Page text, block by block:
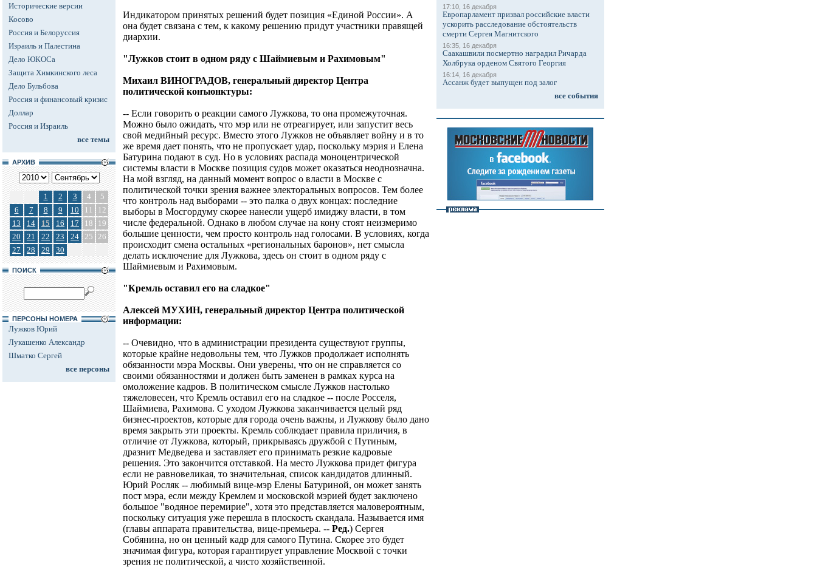
Исторические версии
Косово
Россия и Белоруссия
Израиль и Палестина
Дело ЮКОСа
Защита Химкинского леса
Дело Бульбова
Россия и финансовый кризис
Доллар
Россия и Израиль
все темы
АРХИВ
1 2 3 4
5
6
7 8 9 10 11
12
13
14 15 16 17 18
19
20
21 22 23 24 25 26
27
28 29 30
ПОИСК
ПЕРСОНЫ НОМЕРА
Лужков Юрий
Лукашенко Александр
Шматко Сергей
все персоны
Индикатором принятых решений будет позиция «Единой России». А
она будет связана с тем, к какому решению придут участники правящей
диархии.
"Лужков стоит в одном ряду с Шаймиевым и Рахимовым"
Михаил ВИНОГРАДОВ, генеральный директор Центра
политической конъюнктуры:
-- Если говорить о реакции самого Лужкова, то она промежуточная.
Можно было ожидать, что мэр или не отреагирует, или запустит весь
свой медийный ресурс. Вместо этого Лужков не объявляет войну и в то
же время дает понять, что не пропускает удар, поскольку мэрия и Елена
Батурина подают в суд. Но в условиях распада моноцентрической
системы власти в Москве позиция судов может оказаться неоднозначна.
На мой взгляд, на данный момент вопрос о власти в Москве с
политической точки зрения важнее электоральных вопросов. Тем более
что контроль над выборами -- это палка о двух концах: последние
выборы в Мосгордуму скорее нанесли ущерб имиджу власти, в том
числе федеральной. Однако в любом случае на кону стоят неизмеримо
большие ценности, чем просто контроль над голосами. В условиях, когда
происходит смена остальных «региональных баронов», нет смысла
делать исключение для Лужкова, здесь он стоит в одном ряду с
Шаймиевым и Рахимовым.
"Кремль оставил его на сладкое"
Алексей МУХИН, генеральный директор Центра политической
информации:
-- Очевидно, что в администрации президента существуют группы,
которые крайне недовольны тем, что Лужков продолжает исполнять
обязанности мэра Москвы. Они уверены, что он не справляется со
своими обязанностями и должен быть заменен в рамках курса на
омоложение кадров. В политическом смысле Лужков настолько
тяжеловесен, что Кремль оставил его на сладкое -- после Росселя,
Шаймиева, Рахимова. С уходом Лужкова заканчивается целый ряд
бизнес-проектов, которые для города очень важны, и Лужкову было дано
время закрыть эти проекты. Кремль соблюдает правила приличия, в
отличие от Лужкова, который, прикрываясь дружбой с Путиным,
дразнит Медведева и заставляет его принимать резкие кадровые
решения. Это закончится отставкой. На место Лужкова придет фигура
если не равновеликая, то значительная, список кандидатов длинный.
Юрий Росляк -- любимый вице-мэр Елены Батуриной, он может занять
пост мэра, если между Кремлем и московской мэрией будет заключено
большое "водяное перемирие", хотя это представляется маловероятным,
поскольку ситуация уже перешла в плоскость скандала. Называется имя
(главы аппарата правительства, вице-премьера. -- Ред.) Сергея
Собянина, но он ценный кадр для самого Путина. Скорее это будет
значимая фигура, которая гарантирует управление Москвой с точки
зрения не политической, а чисто хозяйственной.
17:10, 16 декабря
Европарламент призвал российские власти
ускорить расследование обстоятельств
смерти Сергея Магнитского
16:35, 16 декабря
Саакашвили посмертно наградил Ричарда
Холбрука орденом Святого Георгия
16:14, 16 декабря
Ассанж будет выпущен под залог
все события